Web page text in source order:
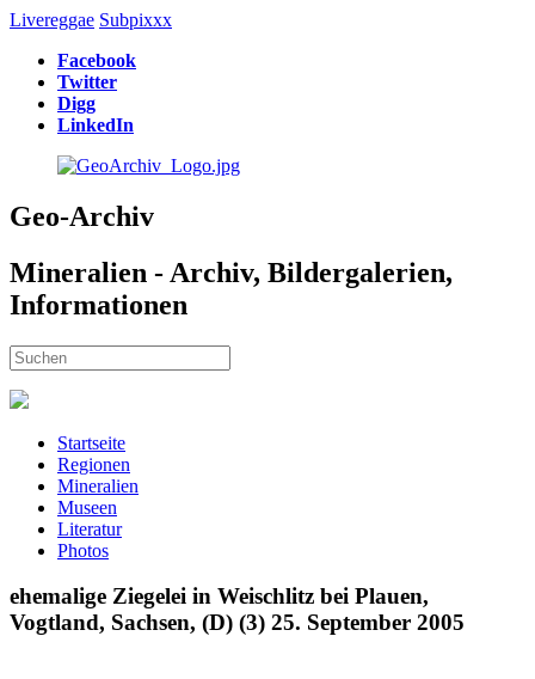
Livereggae Subpixxx
Facebook
Twitter
Digg
LinkedIn
Geo-Archiv
Mineralien - Archiv, Bildergalerien,
Informationen
Startseite
Regionen
Mineralien
Museen
Literatur
Photos
ehemalige Ziegelei in Weischlitz bei Plauen,
Vogtland, Sachsen, (D) (3) 25. September 2005